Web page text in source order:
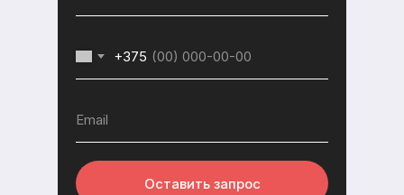
+375
Оставить запрос